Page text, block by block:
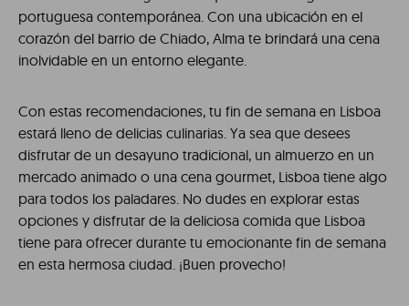
portuguesa contemporánea. Con una ubicación en el
corazón del barrio de Chiado, Alma te brindará una cena
inolvidable en un entorno elegante.
Con estas recomendaciones, tu fin de semana en Lisboa
estará lleno de delicias culinarias. Ya sea que desees
disfrutar de un desayuno tradicional, un almuerzo en un
mercado animado o una cena gourmet, Lisboa tiene algo
para todos los paladares. No dudes en explorar estas
opciones y disfrutar de la deliciosa comida que Lisboa
tiene para ofrecer durante tu emocionante fin de semana
en esta hermosa ciudad. ¡Buen provecho!